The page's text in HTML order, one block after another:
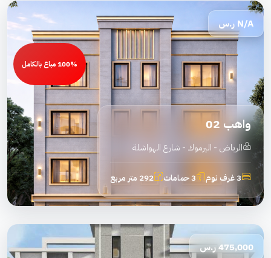
N/A ر.س
100% مباع بالكامل
واهب 02
الرياض - اليرموك - شارع الهواشلة
3 غرف نوم 3 حمامات 292 متر مربع
475,000ر.س